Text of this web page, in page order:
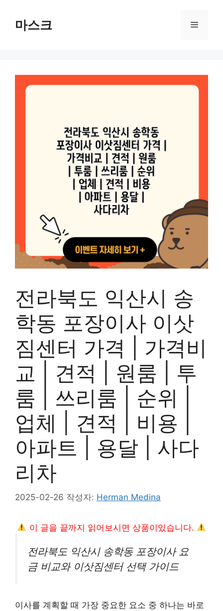
마스크 메
전라북도 익산시 송
학동 포장이사 이삿
짐센터 가격 | 가격비
교 | 견적 | 원룸 | 투
룸 | 쓰리룸 | 순위 |
업체 | 견적 | 비용 |
아파트 | 용달 | 사다
리차
2025-02-26 작성자: Herman Medina
이 글을 끝까지 읽어보시면 상품이있습니다.
전라북도 익산시 송학동 포장이사 요
금 비교와 이삿짐센터 선택 가이드
이사를 계획할 때 가장 중요한 요소 중 하나는 바로